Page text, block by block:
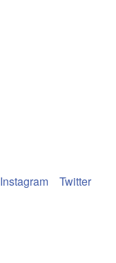
Instagram
Twitter